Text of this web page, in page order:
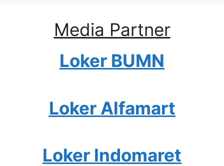
Media Partner
Loker BUMN
Loker Alfamart
Loker Indomaret